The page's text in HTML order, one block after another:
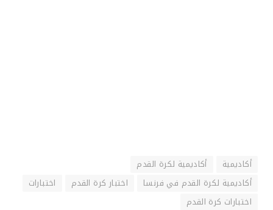
أكاديمية
أكاديمية لكرة القدم
أكاديمية لكرة القدم في فرنسا
اختبار كرة القدم
اختبارات
اختبارات كرة القدم